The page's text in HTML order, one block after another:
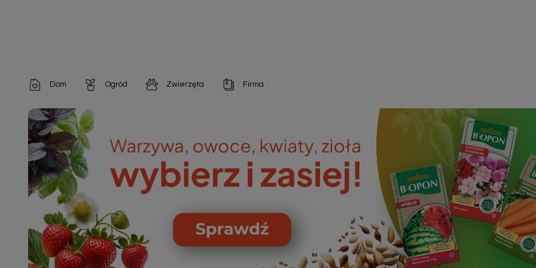
Dom
Artykuły dekoracyjne
Artykuły do pielęgnacji
Artykuły gospodarstwa domowego
Artykuły higieniczne
Artykuły jednorazowe
Artykuły opakowaniowe
Chemia gospodarcza
Ogród
Chemia do architektury ogrodowej
Chemia do oczek wodnych
Doniczki i pojemniki
Odstraszacze owadów
Odstraszacze zwierząt
Nawozy i preparaty
Narzędzia ogrodnicze
Nasiona
Zwierzęta
Karmy i Przekąski dla Kotów
Chusteczki nawilżane
Zobacz wszystkie
Firma
Artykuły opakowaniowe
